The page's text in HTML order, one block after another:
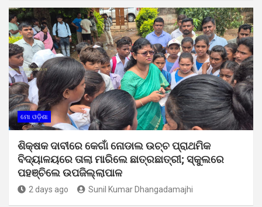
ମୋ ଓଡ଼ିଶା
ଶିକ୍ଷକ ଦାବୀରେ କେଗାଁ ନୋଡାଲ ଉଚ୍ଚ ପ୍ରାଥମିକ
ବିଦ୍ୟାଳୟରେ ତାଲା ମାରିଲେ ଛାତ୍ରଛାତ୍ରୀ; ସ୍କୁଲରେ
ପହଞ୍ଚିଲେ ଉପଜିଲ୍ଲାପାଳ
2 days ago Sunil Kumar Dhangadamajhi